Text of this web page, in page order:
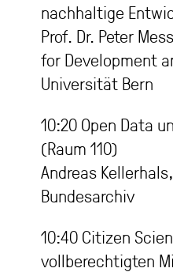
nachhaltige
Prof. Dr. Peter
for Development
Universität Bern
10:20 Open Data
(Raum 110)
Andreas
Bundesarchiv
10:40 Citizen
vollberechtigten